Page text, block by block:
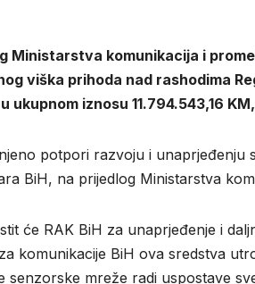
Ministarstva komunikacija i
viška prihoda nad rashodima
iznosu 11.794.543,16
potpori razvoju i unaprjeđenju
BiH, na prijedlog Ministarstva
će RAK BiH za unaprjeđenje i
komunikacije BiH ova sredstva
senzorske mreže radi uspostave